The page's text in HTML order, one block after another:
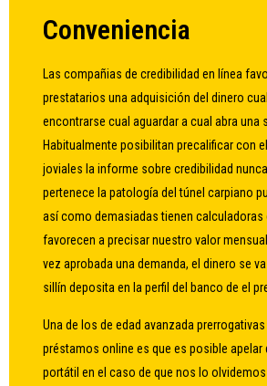
Conveniencia
Las compañias de credibilidad en línea
prestatarios una adquisición del dinero
encontrarse cual aguardar a cual abra una
Habitualmente posibilitan precalificar con
joviales la informe sobre credibilidad
pertenece la patologí­a del túnel carpiano
así­ como demasiadas tienen calculadoras
favorecen a precisar nuestro valor
vez aprobada una demanda, el dinero se
sillí­n deposita en la perfil del banco de el
Una de los de edad avanzada
préstamos online es que es posible apelar
portátil en el caso de que nos lo